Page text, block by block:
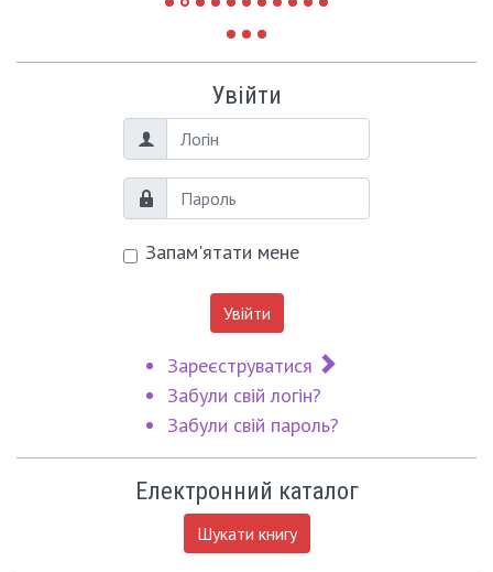
Увійти
Логін
Пароль
Запам'ятати мене
Увійти
Зареєструватися
Забули свій логін?
Забули свій пароль?
Електронний каталог
Шукати книгу